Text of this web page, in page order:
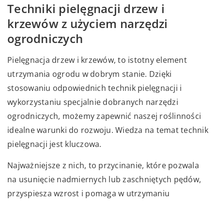
Techniki pielęgnacji drzew i
krzewów z użyciem narzędzi
ogrodniczych
Pielęgnacja drzew i krzewów, to istotny element
utrzymania ogrodu w dobrym stanie. Dzięki
stosowaniu odpowiednich technik pielęgnacji i
wykorzystaniu specjalnie dobranych narzędzi
ogrodniczych, możemy zapewnić naszej roślinności
idealne warunki do rozwoju. Wiedza na temat technik
pielęgnacji jest kluczowa.
Najważniejsze z nich, to przycinanie, które pozwala
na usunięcie nadmiernych lub zaschniętych pędów,
przyspiesza wzrost i pomaga w utrzymaniu